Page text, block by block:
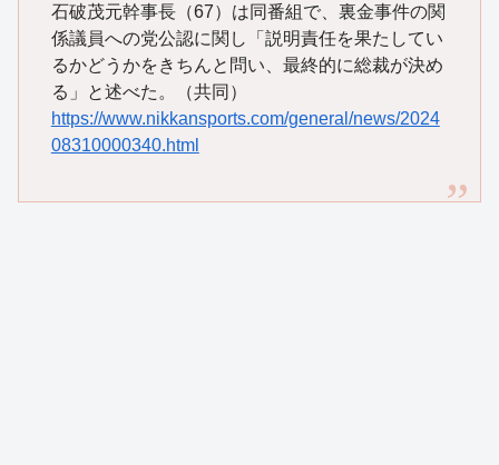
石破茂元幹事長（67）は同番組で、裏金事件の関
係議員への党公認に関し「説明責任を果たしてい
るかどうかをきちんと問い、最終的に総裁が決め
る」と述べた。（共同）
https://www.nikkansports.com/general/news/2024
08310000340.html